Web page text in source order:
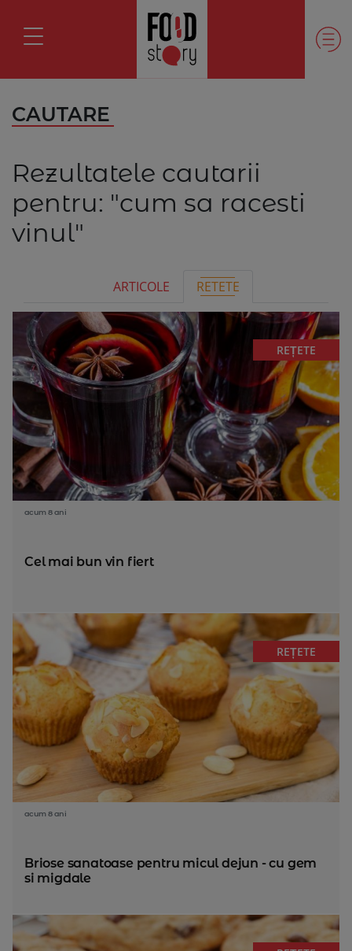
CAUTARE
Rezultatele cautarii
pentru: "cum sa racesti
vinul"
ARTICOLE RETETE
REȚETE
acum 8 ani
Cel mai bun vin fiert
REȚETE
acum 8 ani
Briose sanatoase pentru micul dejun - cu gem
si migdale